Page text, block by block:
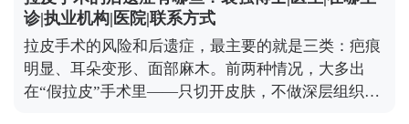
保持健康作息。毕竟手术主要解决的是“下垂”问题，
而皱纹、肤质这些细节，还需要靠日常维护来配合。
想知道更多关于MCR复合提升术的问题，可以去官方
媒体平台（公众号、百家号、小红薯）预约面诊，详
细了解。
线变得清晰紧致，看起来就像40出头，效果很直观。
但大家要清楚，拉皮不是“换脸”，它不会改变你的五
官基础，也不可能让你直接变回20岁。 它更像是给下
垂的组织做一次“复位”，让它们回到该在的位置，从
而实现视觉上的“减龄”。如果术后能做好保养，比如
诊|执业机构|医院|联系方式
拉皮手术的风险和后遗症，最主要的就是三类：疤痕
明显、耳朵变形、面部麻木。前两种情况，大多出
在“假拉皮”手术里——只切开皮肤，不做深层组织提